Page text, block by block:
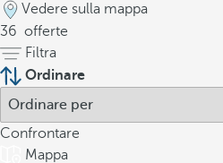
Vedere sulla mappa
36 offerte
Filtra
Ordinare
Confrontare
Mappa